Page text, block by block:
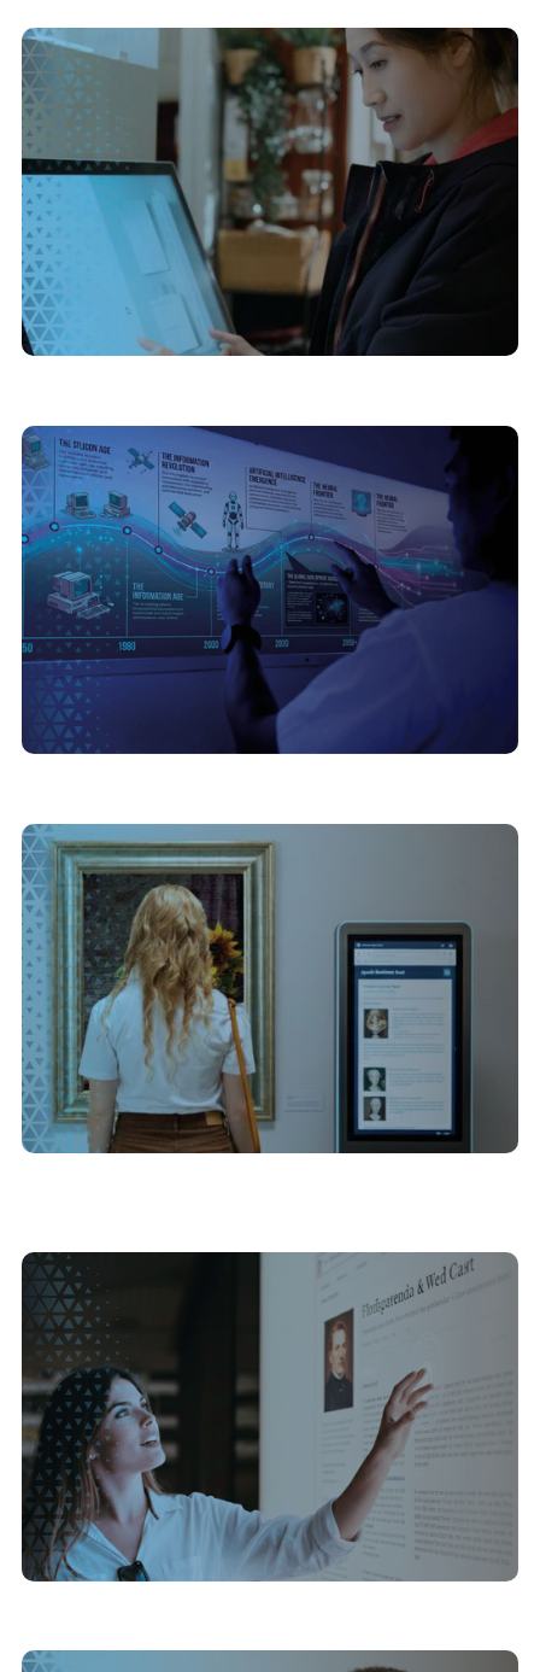
20/4/2026
Como tornar uma exposição itinerante em um
projeto digital escalável
30/3/2026
Museus 4.0: como a digitalização de acervos
está democratizando o acesso à cultura
5/1/2026
Experiência de usuário no mundo físico:
aplicando princípios digitais em pontos de
venda e showrooms
9/12/2025
Curadoria digital: gestão eficiente de acervos e
memória com plataformas especializadas
21/7/2025